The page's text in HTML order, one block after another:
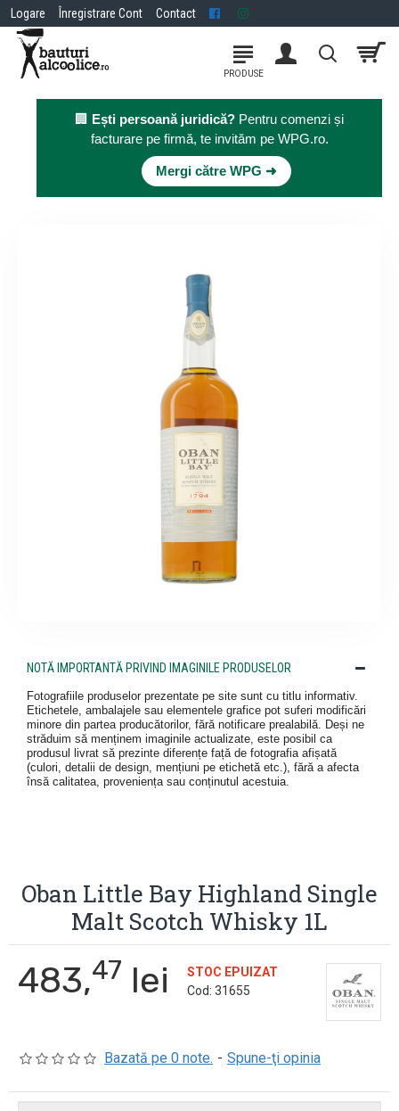
Logare Înregistrare Cont Contact
🏢 Ești persoană juridică? Pentru comenzi și
facturare pe firmă, te invităm pe WPG.ro.
Mergi către WPG ➜
NOTĂ IMPORTANTĂ PRIVIND IMAGINILE PRODUSELOR
Fotografiile produselor prezentate pe site sunt cu titlu informativ.
Etichetele, ambalajele sau elementele grafice pot suferi modificări
minore din partea producătorilor, fără notificare prealabilă. Deși ne
străduim să menținem imaginile actualizate, este posibil ca
produsul livrat să prezinte diferențe față de fotografia afișată
(culori, detalii de design, mențiuni pe etichetă etc.), fără a afecta
însă calitatea, proveniența sau conținutul acestuia.
Oban Little Bay Highland Single
Malt Scotch Whisky 1L
Bazată pe 0 note. - Spune-ţi opinia
483,47 lei
STOC EPUIZAT
Cod: 31655